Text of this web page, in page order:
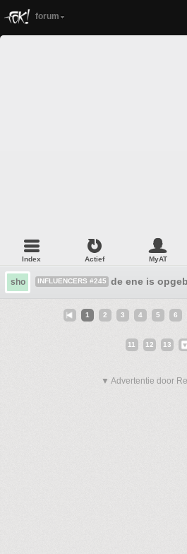
forum
Index Actief MyAT
sho INFLUENCERS #245 de ene is
1 2 3 4 5 6
11 12 13
▼ Advertentie door